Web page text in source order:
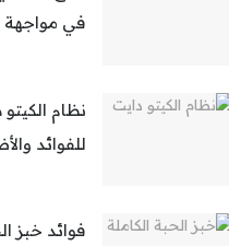
في مواجهة
نظام
للفوائد
فوائد خبز